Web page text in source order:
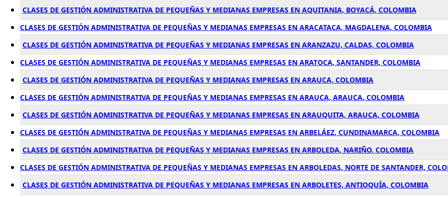
CLASES DE GESTIÓN ADMINISTRATIVA DE PEQUEÑAS Y MEDIANAS EMPRESAS EN AQUITANIA, BOYACÁ, COLOMBIA
CLASES DE GESTIÓN ADMINISTRATIVA DE PEQUEÑAS Y MEDIANAS EMPRESAS EN ARACATACA, MAGDALENA, COLOMBIA
CLASES DE GESTIÓN ADMINISTRATIVA DE PEQUEÑAS Y MEDIANAS EMPRESAS EN ARANZAZU, CALDAS, COLOMBIA
CLASES DE GESTIÓN ADMINISTRATIVA DE PEQUEÑAS Y MEDIANAS EMPRESAS EN ARATOCA, SANTANDER, COLOMBIA
CLASES DE GESTIÓN ADMINISTRATIVA DE PEQUEÑAS Y MEDIANAS EMPRESAS EN ARAUCA, COLOMBIA
CLASES DE GESTIÓN ADMINISTRATIVA DE PEQUEÑAS Y MEDIANAS EMPRESAS EN ARAUCA, ARAUCA, COLOMBIA
CLASES DE GESTIÓN ADMINISTRATIVA DE PEQUEÑAS Y MEDIANAS EMPRESAS EN ARAUQUITA, ARAUCA, COLOMBIA
CLASES DE GESTIÓN ADMINISTRATIVA DE PEQUEÑAS Y MEDIANAS EMPRESAS EN ARBELÁEZ, CUNDINAMARCA, COLOMBIA
CLASES DE GESTIÓN ADMINISTRATIVA DE PEQUEÑAS Y MEDIANAS EMPRESAS EN ARBOLEDA, NARIÑO, COLOMBIA
CLASES DE GESTIÓN ADMINISTRATIVA DE PEQUEÑAS Y MEDIANAS EMPRESAS EN ARBOLEDAS, NORTE DE SANTANDER,
CLASES DE GESTIÓN ADMINISTRATIVA DE PEQUEÑAS Y MEDIANAS EMPRESAS EN ARBOLETES, ANTIOQUÍA, COLOMBIA